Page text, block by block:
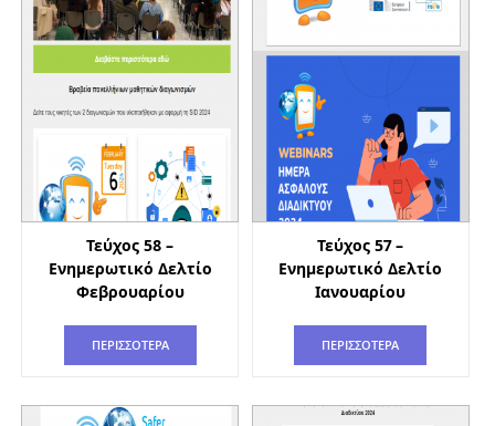
Τεύχος 58 –
Ενημερωτικό Δελτίο
Φεβρουαρίου
ΠΕΡΙΣΣΟΤΕΡΑ
Τεύχος 57 –
Ενημερωτικό Δελτίο
Ιανουαρίου
ΠΕΡΙΣΣΟΤΕΡΑ